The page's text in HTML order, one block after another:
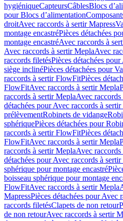
hygiéniqueCapteursCâblesBlocs
pour Blocs d’alimentation
droitAvec raccords à sertir Mapress
montage encastréPièces détachées
montage encastréAvec raccords à
Avec raccords à sertir MeplaAvec
raccords filetésPièces détachées
siège inclinéPièces détachées pour
raccords à sertir FlowFitPièces
FlowFitAvec raccords à sertir Mepla
raccords à sertir MeplaAvec raccords
détachées pour Avec raccords à sertir
prélèvementRobinets de vidange
sphériquePièces détachées pour
raccords à sertir FlowFitPièces
FlowFitAvec raccords à sertir Mepla
raccords à sertir MeplaAvec raccords
détachées pour Avec raccords à sertir
sphérique pour montage encastré
boisseau sphérique pour montage
FlowFitAvec raccords à sertir Mepla
MapressPièces détachées pour Avec
raccords filetésClapets de non retour
de non retourAvec raccords à sertir